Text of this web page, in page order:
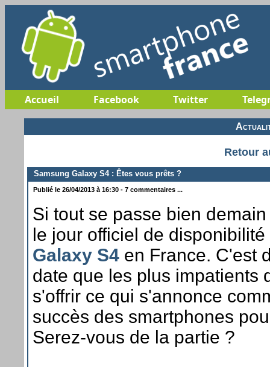
Accueil Facebook Twitter
Retour
Samsung Galaxy S4 : Êtes vous prêts ?
Publié le 26/04/2013 à 16:30 - 7 commentaires ...
Si tout se passe bien
le jour officiel de
Galaxy S4 en France. C'est
date que les plus impatients
s'offrir ce qui s'annonce
succès des smartphones
Serez-vous de la partie ?